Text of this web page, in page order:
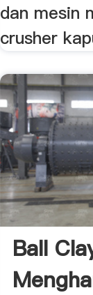
dan mesin
crusher
Ball